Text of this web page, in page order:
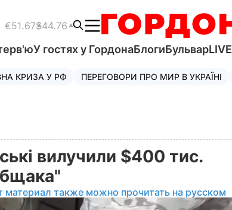
€51.67$44.76
У гостях у ГордонаБлогиБульварLIVE
КРИЗА У РФ ПЕРЕГОВОРИ ПРО МИР В УКРАЇНІ
вилучили $400 тис.
материал также можно прочитать на русском